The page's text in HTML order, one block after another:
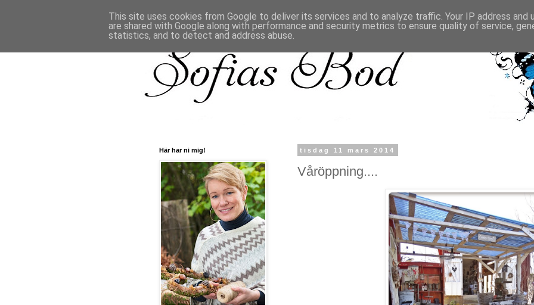
tisdag 11 mars 2014
Våröppning....
Här har ni mig!
This site uses cookies from Google to deliver its services and to analyze traffic. Your IP address and
are shared with Google along with performance and security metrics to ensure quality of service,
statistics, and to detect and address abuse.